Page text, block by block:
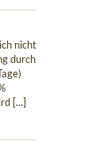
nicht
durch
[...]